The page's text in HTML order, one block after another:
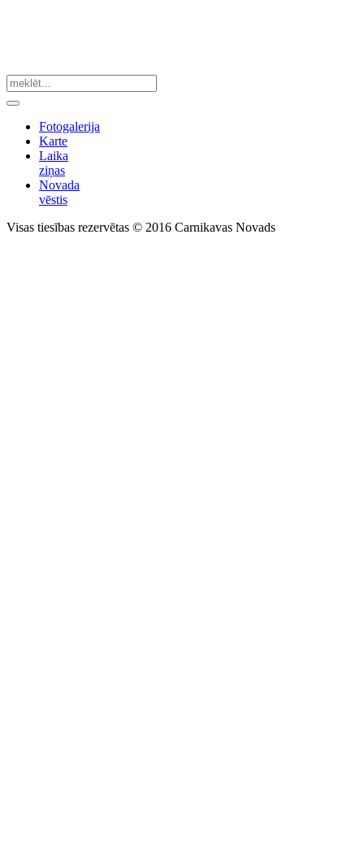
Fotogalerija
Karte
Laika
ziņas
Novada
vēstis
Visas tiesības rezervētas © 2016 Carnikavas Novads